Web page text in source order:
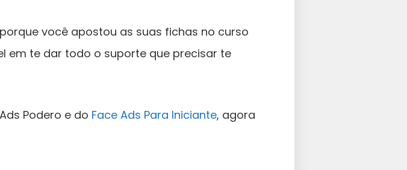
você apostou as suas fichas no curso
em te dar todo o suporte que precisar te
Podero e do Face Ads Para Iniciante, agora